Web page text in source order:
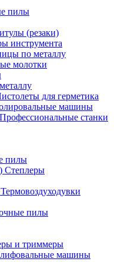
пилы
(резаки)
инструмента
по металлу
молотки
для герметика
машины
Профессиональные станки
пилы
Степлеры
Термовоздуходувки
пилы
и триммеры
машины